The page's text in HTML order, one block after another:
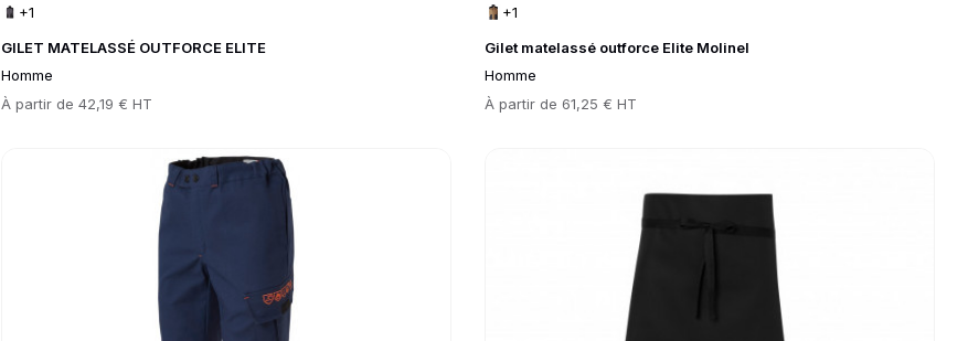
GILET MATELASSÉ OUTFORCE ELITE
Homme
Prix
À partir de 42,19 € HT
+1
Gilet matelassé outforce Elite Molinel
Homme
Prix
À partir de 61,25 € HT
+1